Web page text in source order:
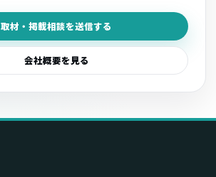
取材・掲載相談を送信する
会社概要を見る